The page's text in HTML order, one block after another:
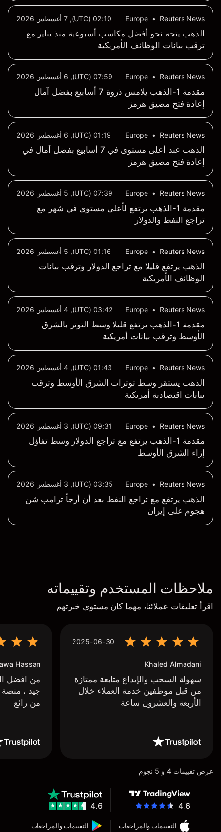
Reuters News
•
Europe 02:10 (UTC), 7 أغسطس 2026
الذهب يتجه نحو أفضل مكاسب أسبوعية منذ يناير مع
ترقب بيانات الوظائف الأمريكية
Reuters News
•
Europe 07:59 (UTC), 6 أغسطس 2026
مقدمة 1-الذهب يلامس ذروة 7 أسابيع بفضل آمال
إعادة فتح مضيق هرمز
Reuters News
•
Europe 01:19 (UTC), 6 أغسطس 2026
الذهب عند أعلى مستوى في 7 أسابيع بفضل آمال في
إعادة فتح مضيق هرمز
Reuters News
•
Europe 07:39 (UTC), 5 أغسطس 2026
مقدمة 1-الذهب يرتفع لأعلى مستوى في شهر مع
تراجع النفط والدولار
Reuters News
•
Europe 01:16 (UTC), 5 أغسطس 2026
الذهب يرتفع قليلا مع تراجع الدولار وترقب بيانات
الوظائف الأمريكية
Reuters News
•
Europe 03:42 (UTC), 4 أغسطس 2026
مقدمة 1-الذهب يرتفع قليلا وسط التوتر بالشرق
الأوسط وترقب بيانات أمريكية
Reuters News
•
Europe 01:43 (UTC), 4 أغسطس 2026
الذهب يستقر وسط توترات الشرق الأوسط وترقب
بيانات اقتصادية أمريكية
Reuters News
•
Europe 09:31 (UTC), 3 أغسطس 2026
مقدمة 1-الذهب يرتفع مع تراجع الدولار وسط تفاؤل
إزاء الشرق الأوسط
Reuters News
•
Europe 03:35 (UTC), 3 أغسطس 2026
الذهب يرتفع مع تراجع النفط بعد أن أرجأ ترامب شن
هجوم على إيران
ملاحظات المستخدم وتقييماته
اقرأ تعليقات عملائنا، مهما كان مستوى خبرتهم
2025-06-30
Khaled Almadani
سهولة السحب والإيداع متابعة ممتازة
من قبل موظفين خدمة العملاء خلال
الأربعة والعشرون ساعة
Hassan
من افضل
جيد ،
من رائع
عرض تقييمات 4 و 5 نجوم
4.6
التقييمات والمراجعات التقييمات والمراجعات
4.6